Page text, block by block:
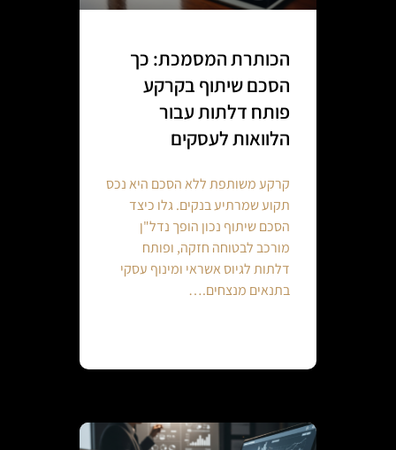
הכותרת המסמכת: כך
הסכם שיתוף בקרקע
פותח דלתות עבור
הלוואות לעסקים
קרקע משותפת ללא הסכם היא נכס
תקוע שמרתיע בנקים. גלו כיצד
הסכם שיתוף נכון הופך נדל"ן
מורכב לבטוחה חזקה, ופותח
דלתות לגיוס אשראי ומינוף עסקי
בתנאים מנצחים.…